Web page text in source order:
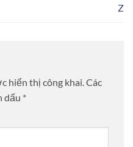
Z
hiển thị công khai. Các
dấu *